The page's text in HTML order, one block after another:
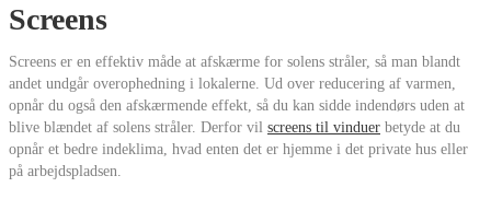
Screens
Screens er en effektiv måde at afskærme for solens stråler, så man blandt
andet undgår overophedning i lokalerne. Ud over reducering af varmen,
opnår du også den afskærmende effekt, så du kan sidde indendørs uden at
blive blændet af solens stråler. Derfor vil screens til vinduer betyde at du
opnår et bedre indeklima, hvad enten det er hjemme i det private hus eller
på arbejdspladsen.